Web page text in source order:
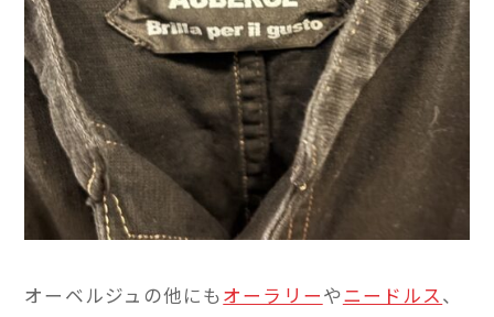
オーベルジュの他にもオーラリーやニードルス、